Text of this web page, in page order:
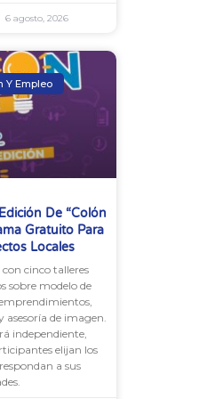
6 agosto, 2026
Y Empleo
De “Colón
Gratuito Para
Locales
cinco talleres
sobre modelo de
de imagen.
independiente,
elijan los
a sus